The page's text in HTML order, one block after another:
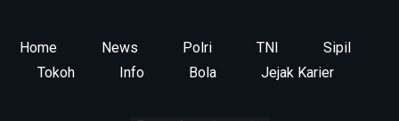
Home News Polri TNI
Sipil
Tokoh
Info Bola Jejak Karier